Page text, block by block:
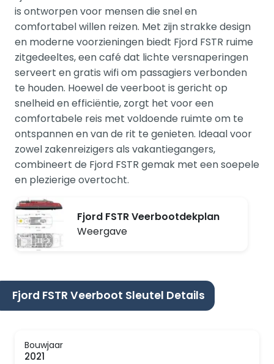
is ontworpen voor mensen die snel en
comfortabel willen reizen. Met zijn strakke design
en moderne voorzieningen biedt Fjord FSTR ruime
zitgedeeltes, een café dat lichte versnaperingen
serveert en gratis wifi om passagiers verbonden
te houden. Hoewel de veerboot is gericht op
snelheid en efficiëntie, zorgt het voor een
comfortabele reis met voldoende ruimte om te
ontspannen en van de rit te genieten. Ideaal voor
zowel zakenreizigers als vakantiegangers,
combineert de Fjord FSTR gemak met een soepele
en plezierige overtocht.
Fjord FSTR Veerbootdekplan
Weergave
Fjord FSTR Veerboot Sleutel Details
Bouwjaar
2021